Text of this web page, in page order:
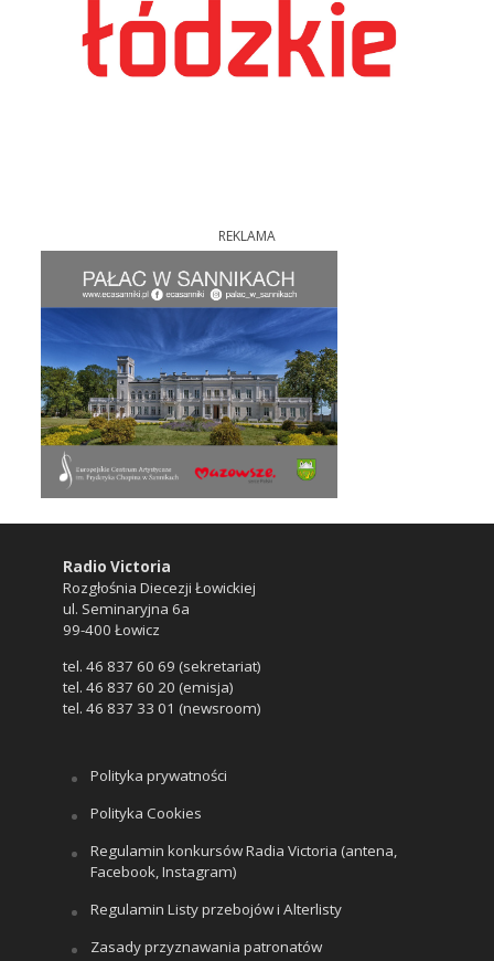
REKLAMA
Radio Victoria
Rozgłośnia Diecezji Łowickiej
ul. Seminaryjna 6a
99-400 Łowicz
tel. 46 837 60 69 (sekretariat)
tel. 46 837 60 20 (emisja)
tel. 46 837 33 01 (newsroom)
Polityka prywatności
Polityka Cookies
Regulamin konkursów Radia Victoria (antena,
Facebook, Instagram)
Regulamin Listy przebojów i Alterlisty
Zasady przyznawania patronatów